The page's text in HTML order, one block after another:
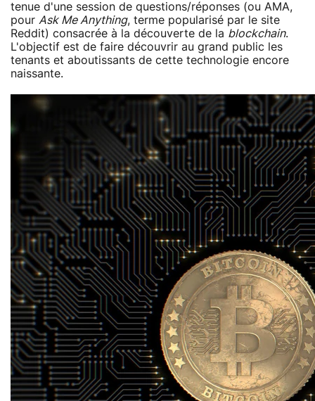
tenue d'une session de questions/réponses (ou AMA,
pour Ask Me Anything, terme popularisé par le site
Reddit) consacrée à la découverte de la blockchain.
L'objectif est de faire découvrir au grand public les
tenants et aboutissants de cette technologie encore
naissante.